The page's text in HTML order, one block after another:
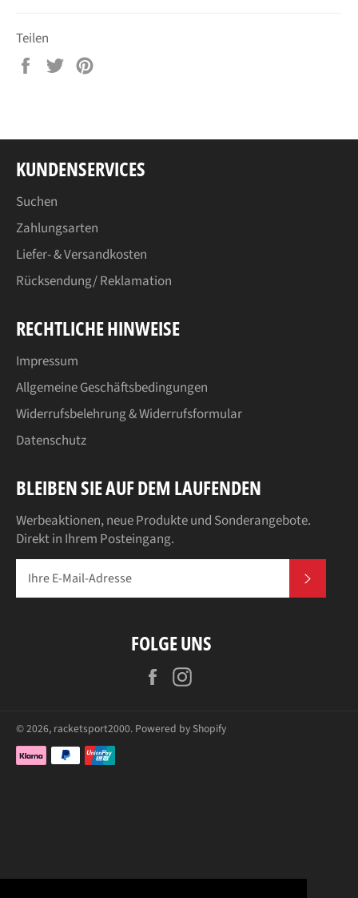
Teilen
Auf
Auf
KUNDENSERVICES
Suchen
Zahlungsarten
Liefer- & Versandkosten
Rücksendung/ Reklamation
RECHTLICHE HINWEISE
Impressum
Allgemeine Geschäftsbedingungen
Widerrufsbelehrung & Widerrufsformular
Datenschutz
BLEIBEN SIE AUF DEM LAUFENDEN
Werbeaktionen, neue Produkte und Sonderangebote.
Direkt in Ihrem Posteingang.
FOLGE UNS
Facebook
© 2026, racketsport2000. Powered by Shopify
Zahlungsarten